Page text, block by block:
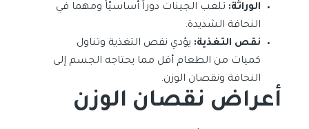
الوراثة: تلعب الجينات دوراً أساسيّاً ومهما في
النحافة الشديدة.
نقص التغذية: يؤدي نقص التغذية وتناول
كميات من الطعام أقل مما يحتاجه الجسم إلى
النحافة ونقصان الوزن.
أعراض نقصان الوزن